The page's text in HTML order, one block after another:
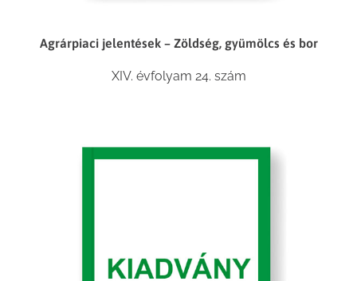
Agrárpiaci jelentések – Zöldség, gyümölcs és bor
XIV. évfolyam 24. szám